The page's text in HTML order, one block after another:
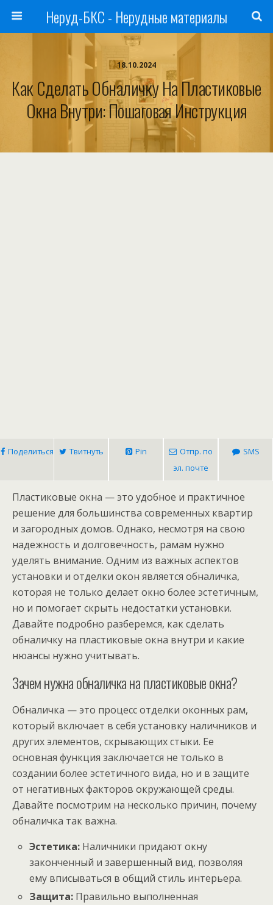
Неруд-БКС - Нерудные материалы
18.10.2024
Как Сделать Обналичку На Пластиковые
Окна Внутри: Пошаговая Инструкция
Поделиться Твитнуть Pin
Отпр. по
эл. почте
SMS
Пластиковые окна — это удобное и практичное
решение для большинства современных квартир
и загородных домов. Однако, несмотря на свою
надежность и долговечность, рамам нужно
уделять внимание. Одним из важных аспектов
установки и отделки окон является обналичка,
которая не только делает окно более эстетичным,
но и помогает скрыть недостатки установки.
Давайте подробно разберемся, как сделать
обналичку на пластиковые окна внутри и какие
нюансы нужно учитывать.
Зачем нужна обналичка на пластиковые окна?
Обналичка — это процесс отделки оконных рам,
который включает в себя установку наличников и
других элементов, скрывающих стыки. Ее
основная функция заключается не только в
создании более эстетичного вида, но и в защите
от негативных факторов окружающей среды.
Давайте посмотрим на несколько причин, почему
обналичка так важна.
Эстетика: Наличники придают окну
законченный и завершенный вид, позволяя
ему вписываться в общий стиль интерьера.
Защита: Правильно выполненная